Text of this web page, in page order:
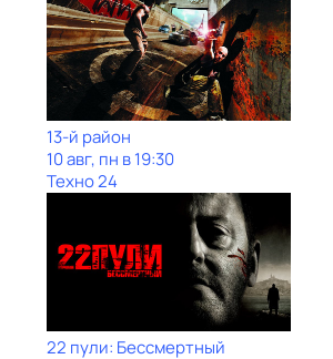
13-й район
10 авг, пн в 19:30
Техно 24
22 пули: Бессмертный